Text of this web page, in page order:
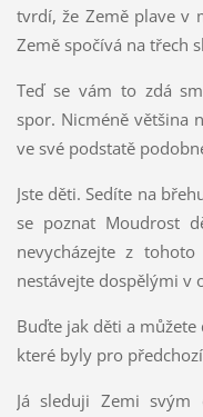
tvrdí, že Země plave v
Země spočívá na třech
Teď se vám to zdá
spor. Nicméně většina
ve své podstatě
Jste děti. Sedíte na
se poznat Moudrost
nevycházejte z
nestávejte dospělými v
Buďte jak děti a
které byly pro
Já sleduji Zemi